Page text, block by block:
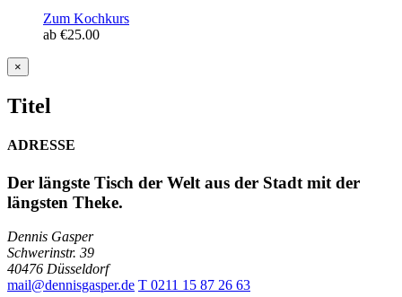
Zum Kochkurs
ab €25.00
Close
product
view
×
Titel
ADRESSE
Der längste Tisch der Welt aus der Stadt mit der
längsten Theke.
Dennis Gasper
Schwerinstr. 39
40476 Düsseldorf
mail@dennisgasper.de T 0211 15 87 26 63